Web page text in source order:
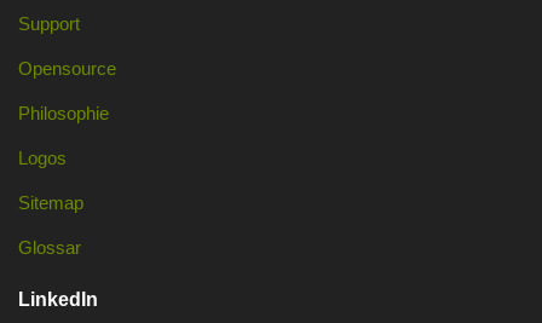
Support
Opensource
Philosophie
Logos
Sitemap
Glossar
LinkedIn